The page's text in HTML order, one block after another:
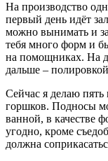
На производство
первый день идёт
можно вынимать и
тебя много форм и
на помощниках. На
дальше –
Сейчас я делаю
горшков. Подносы
ванной, в качестве
угодно, кроме
должна